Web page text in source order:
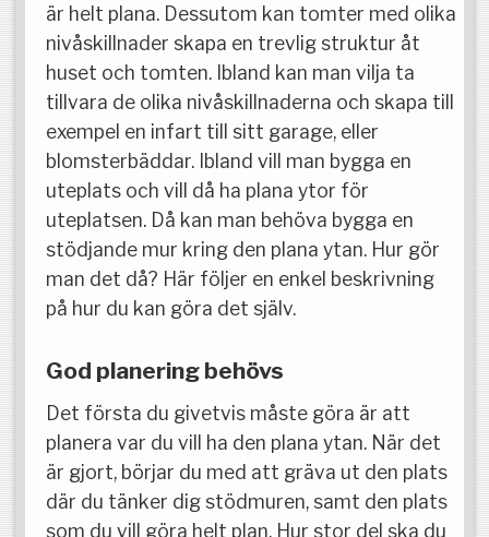
är helt plana. Dessutom kan tomter med olika
nivåskillnader skapa en trevlig struktur åt
huset och tomten. Ibland kan man vilja ta
tillvara de olika nivåskillnaderna och skapa till
exempel en infart till sitt garage, eller
blomsterbäddar. Ibland vill man bygga en
uteplats och vill då ha plana ytor för
uteplatsen. Då kan man behöva bygga en
stödjande mur kring den plana ytan. Hur gör
man det då? Här följer en enkel beskrivning
på hur du kan göra det själv.
God planering behövs
Det första du givetvis måste göra är att
planera var du vill ha den plana ytan. När det
är gjort, börjar du med att gräva ut den plats
där du tänker dig stödmuren, samt den plats
som du vill göra helt plan. Hur stor del ska du